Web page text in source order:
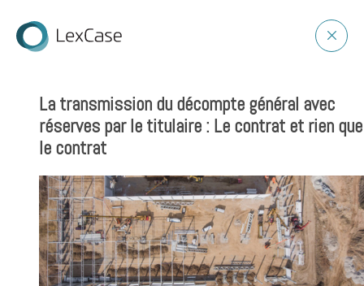
La transmission du décompte général avec
réserves par le titulaire : Le contrat et rien que
le contrat